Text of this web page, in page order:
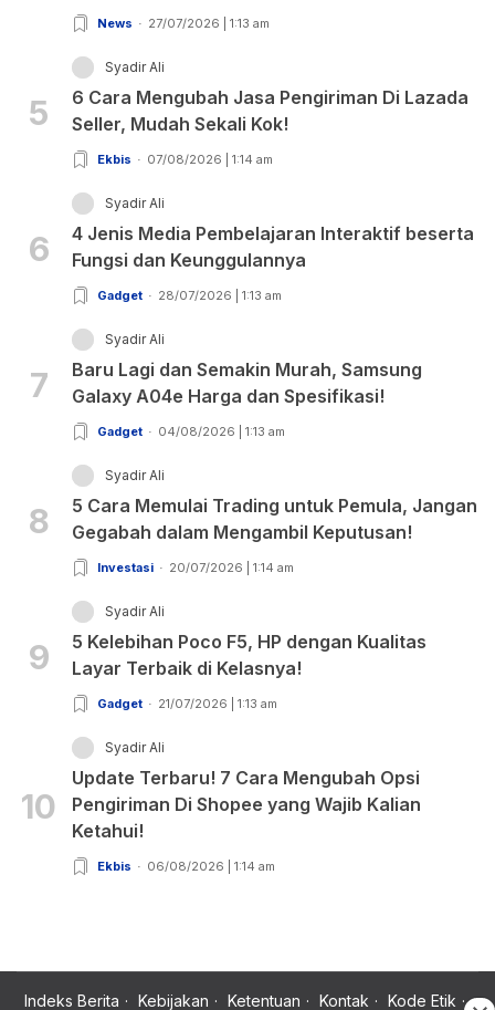
News 27/07/2026 | 1:13 am
5
Syadir Ali
6 Cara Mengubah Jasa Pengiriman Di Lazada
Seller, Mudah Sekali Kok!
Ekbis 07/08/2026 | 1:14 am
6
Syadir Ali
4 Jenis Media Pembelajaran Interaktif beserta
Fungsi dan Keunggulannya
Gadget 28/07/2026 | 1:13 am
7
Syadir Ali
Baru Lagi dan Semakin Murah, Samsung
Galaxy A04e Harga dan Spesifikasi!
Gadget 04/08/2026 | 1:13 am
8
Syadir Ali
5 Cara Memulai Trading untuk Pemula, Jangan
Gegabah dalam Mengambil Keputusan!
Investasi 20/07/2026 | 1:14 am
9
Syadir Ali
5 Kelebihan Poco F5, HP dengan Kualitas
Layar Terbaik di Kelasnya!
Gadget 21/07/2026 | 1:13 am
10
Syadir Ali
Update Terbaru! 7 Cara Mengubah Opsi
Pengiriman Di Shopee yang Wajib Kalian
Ketahui!
Ekbis 06/08/2026 | 1:14 am
Indeks Berita Kebijakan Ketentuan Kontak Kode Etik